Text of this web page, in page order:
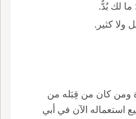
لك بُدٌّ.
ولا كثير.
ومن كان من قِبَله من
استعماله الآن في أبي